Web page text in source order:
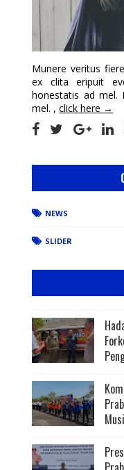
Munere veritus
ex clita eripuit
honestatis ad mel.
mel. ,click here →
NEWS
SLIDER